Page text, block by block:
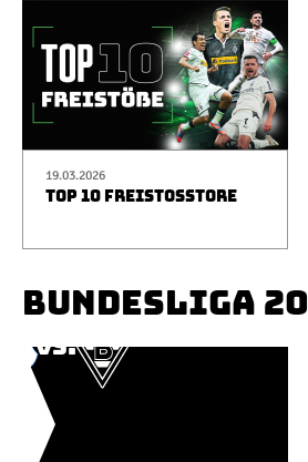
19.03.2026
TOP 10 FREISTOSSTORE
BUNDESLIGA